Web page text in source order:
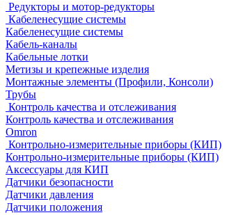
Редукторы и мотор-редукторы
Кабеленесущие системы
Кабеленесущие системы
Кабель-каналы
Кабельные лотки
Метизы и крепежные изделия
Монтажные элементы (Профили, Консоли)
Трубы
Контроль качества и отслеживания
Контроль качества и отслеживания
Omron
Контрольно-измерительные приборы (КИП)
Контрольно-измерительные приборы (КИП)
Аксессуары для КИП
Датчики безопасности
Датчики давления
Датчики положения